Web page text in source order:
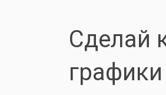
Сделай
графики